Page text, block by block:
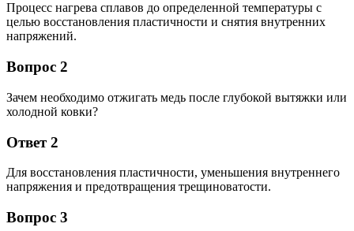
Процесс нагрева сплавов до определенной температуры с
целью восстановления пластичности и снятия внутренних
напряжений.
Вопрос 2
Зачем необходимо отжигать медь после глубокой вытяжки или
холодной ковки?
Ответ 2
Для восстановления пластичности, уменьшения внутреннего
напряжения и предотвращения трещиноватости.
Вопрос 3